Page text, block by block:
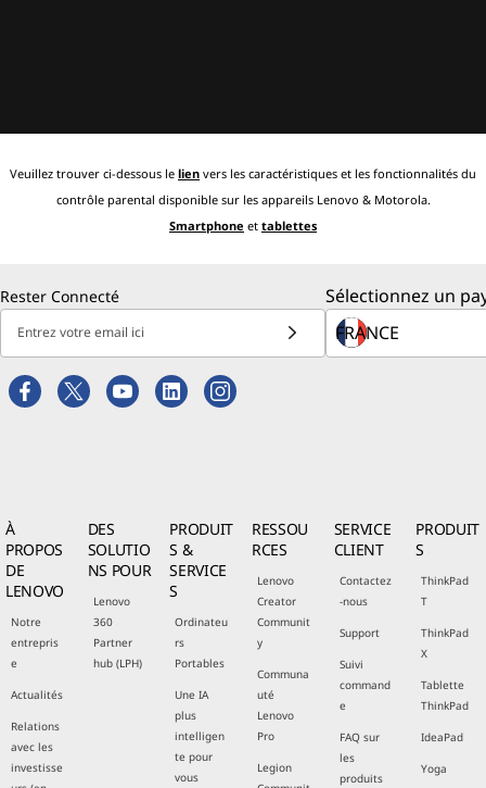
Veuillez trouver ci-dessous le lien vers les caractéristiques et les fonctionnalités du
contrôle parental disponible sur les appareils Lenovo & Motorola.
Smartphone et tablettes
Rester Connecté
Entrez votre email ici
Sélectionnez un
À
PROPOS
DE
LENOVO
Notre
entrepris
e
Actualités
Relations
avec les
investisse
DES
SOLUTIO
NS POUR
Lenovo
360
Partner
hub (LPH)
PRODUIT
S &
SERVICE
S
Ordinateu
rs
Portables
Une IA
plus
intelligen
te pour
vous
RESSOU
RCES
Lenovo
Creator
Communit
y
Communa
uté
Lenovo
Pro
Legion
SERVICE
CLIENT
Contactez
-nous
Support
Suivi
command
e
FAQ sur
les
produits
PRODUIT
S
ThinkPad
T
ThinkPad
X
Tablette
ThinkPad
IdeaPad
Yoga